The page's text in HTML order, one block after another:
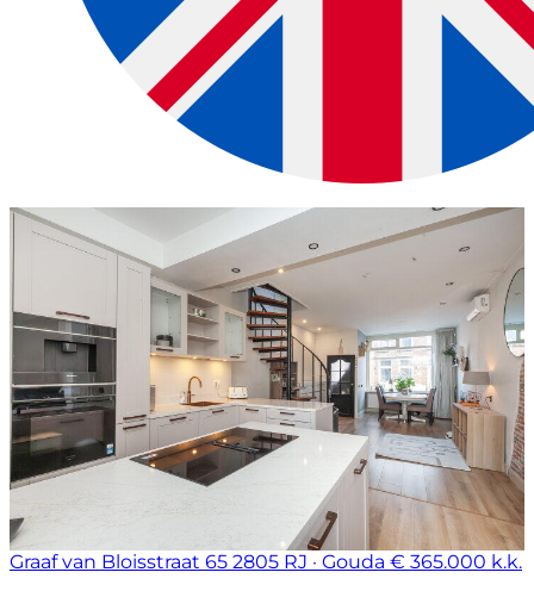
Graaf van Bloisstraat 65 2805 RJ · Gouda € 365.000 k.k.